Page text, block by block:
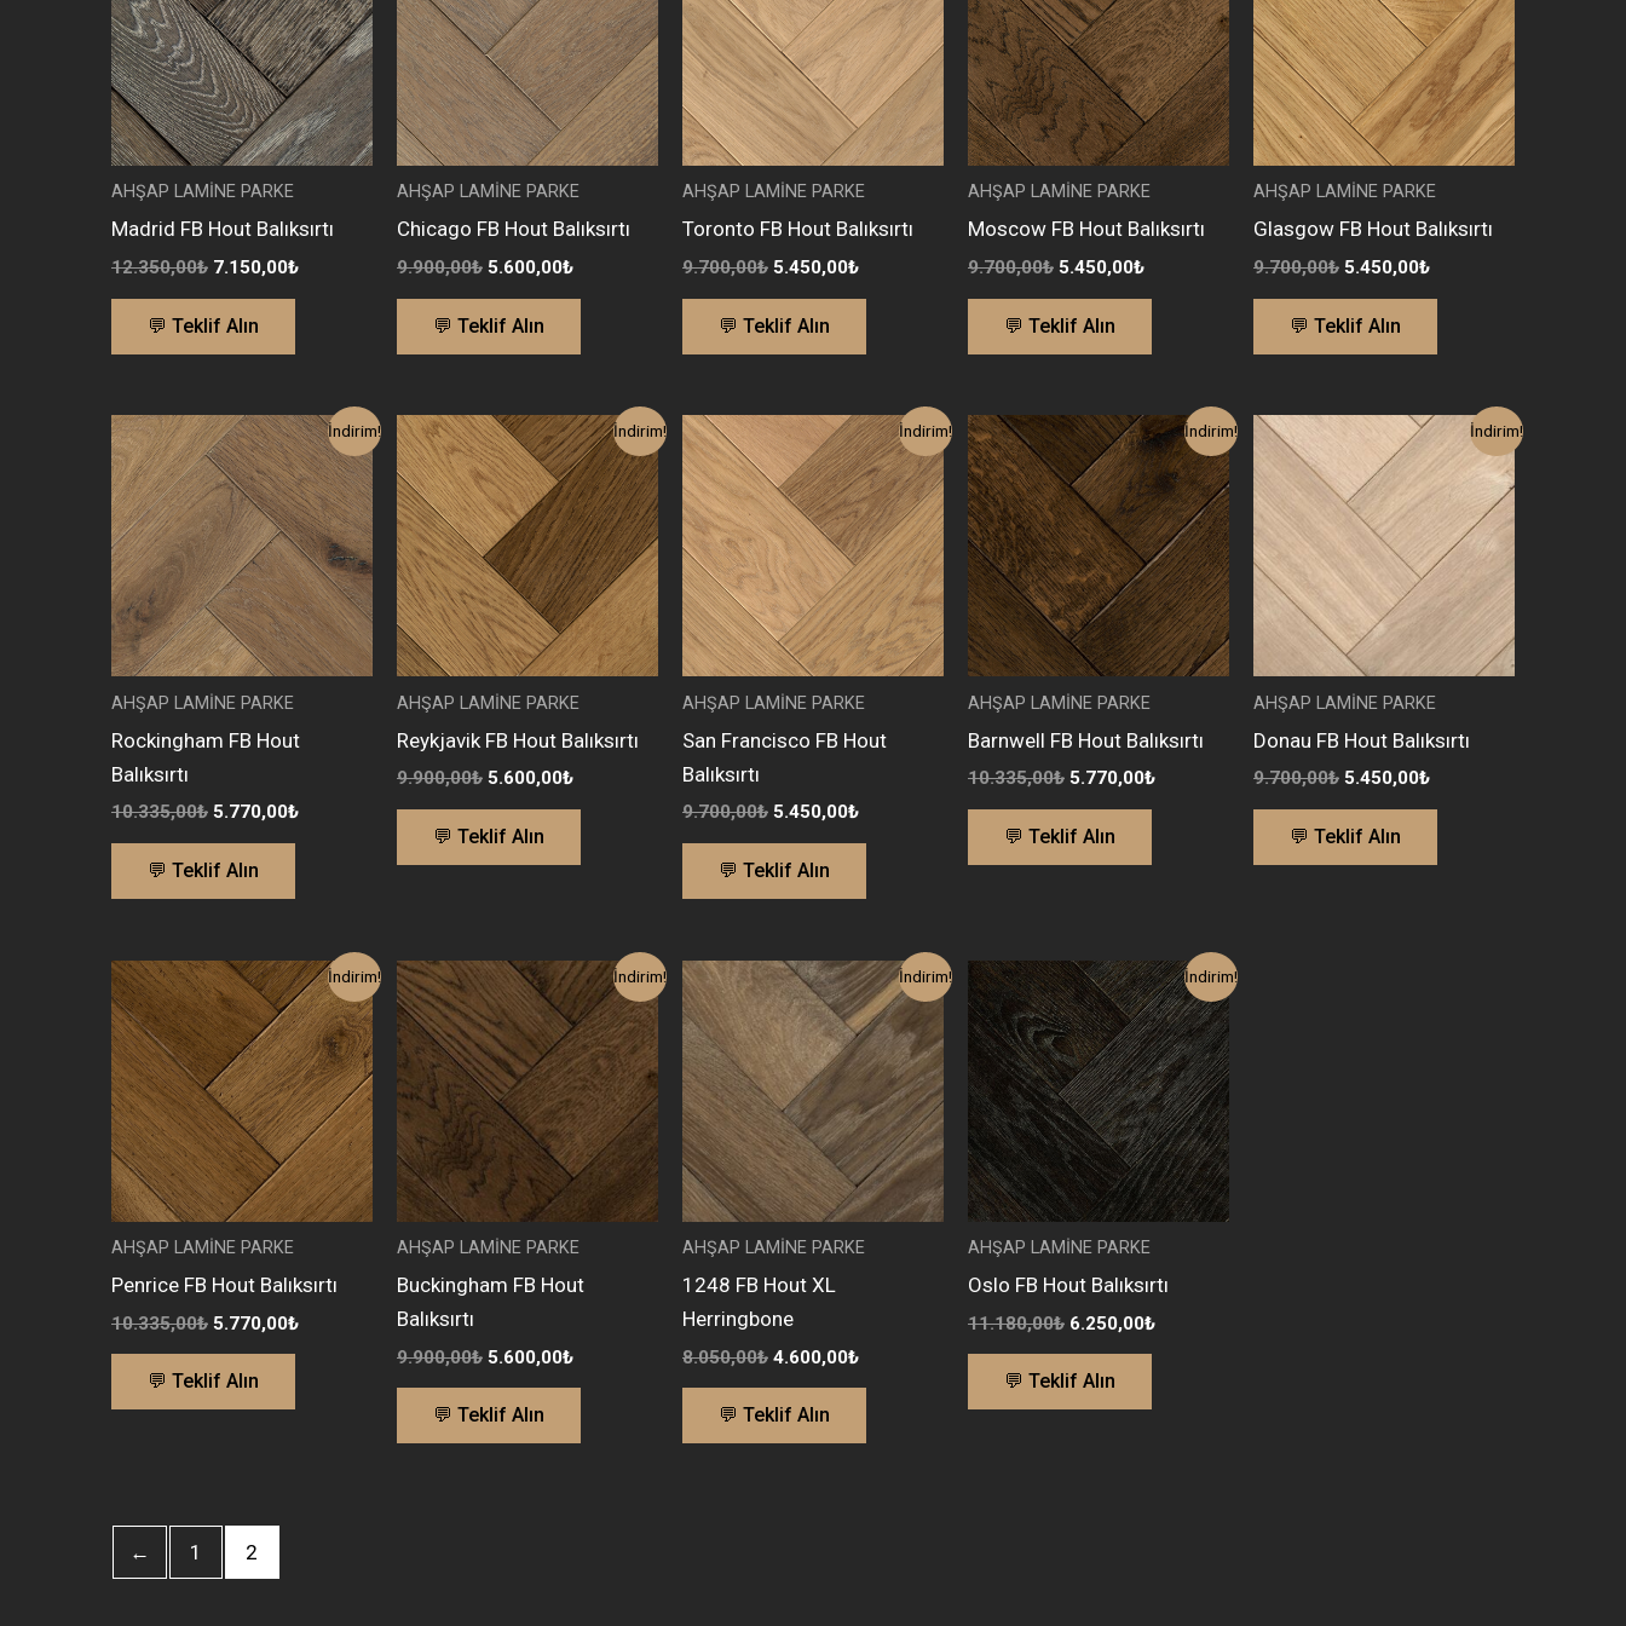
AHŞAP LAMİNE PARKE
Madrid FB Hout Balıksırtı
12.350,00₺ 7.150,00₺
💬 Teklif Alın
AHŞAP LAMİNE PARKE
Chicago FB Hout Balıksırtı
9.900,00₺ 5.600,00₺
💬 Teklif Alın
AHŞAP LAMİNE PARKE
Toronto FB Hout Balıksırtı
9.700,00₺ 5.450,00₺
💬 Teklif Alın
AHŞAP LAMİNE PARKE
Moscow FB Hout Balıksırtı
9.700,00₺ 5.450,00₺
💬 Teklif Alın
AHŞAP LAMİNE PARKE
Glasgow FB Hout Balıksırtı
9.700,00₺ 5.450,00₺
💬 Teklif Alın
İndirim!
AHŞAP LAMİNE PARKE
Rockingham FB Hout
Balıksırtı
10.335,00₺
Orijinal
fiyat:
10.335,00₺.
5.770,00₺
Şu
andaki
fiyat:
5.770,00₺.
💬 Teklif Alın
İndirim!
AHŞAP LAMİNE PARKE
Reykjavik FB Hout Balıksırtı
9.900,00₺
Orijinal
fiyat:
9.900,00₺.
5.600,00₺
Şu
andaki
fiyat:
5.600,00₺.
💬 Teklif Alın
İndirim!
AHŞAP LAMİNE PARKE
San Francisco FB Hout
Balıksırtı
9.700,00₺
Orijinal
fiyat:
9.700,00₺.
5.450,00₺
Şu
andaki
fiyat:
5.450,00₺.
💬 Teklif Alın
İndirim!
AHŞAP LAMİNE PARKE
Barnwell FB Hout Balıksırtı
10.335,00₺
Orijinal
fiyat:
10.335,00₺.
5.770,00₺
Şu
andaki
fiyat:
5.770,00₺.
💬 Teklif Alın
İndirim!
AHŞAP LAMİNE PARKE
Donau FB Hout Balıksırtı
9.700,00₺
9.700,00₺.
5.450,00₺
Şu
andaki
fiyat:
5.450,00₺.
💬 Teklif Alın
İndirim!
AHŞAP LAMİNE PARKE
Penrice FB Hout Balıksırtı
10.335,00₺
Orijinal
fiyat:
10.335,00₺.
5.770,00₺
Şu
andaki
fiyat:
5.770,00₺.
💬 Teklif Alın
İndirim!
AHŞAP LAMİNE PARKE
Buckingham FB Hout
Balıksırtı
9.900,00₺
Orijinal
fiyat:
9.900,00₺.
5.600,00₺
Şu
andaki
fiyat:
5.600,00₺.
💬 Teklif Alın
İndirim!
AHŞAP LAMİNE PARKE
1248 FB Hout XL
Herringbone
8.050,00₺
Orijinal
fiyat:
8.050,00₺.
4.600,00₺
Şu
andaki
fiyat:
4.600,00₺.
💬 Teklif Alın
İndirim!
AHŞAP LAMİNE PARKE
Oslo FB Hout Balıksırtı
11.180,00₺
Orijinal
fiyat:
11.180,00₺.
6.250,00₺
Şu
andaki
fiyat:
6.250,00₺.
💬 Teklif Alın
← 1 2